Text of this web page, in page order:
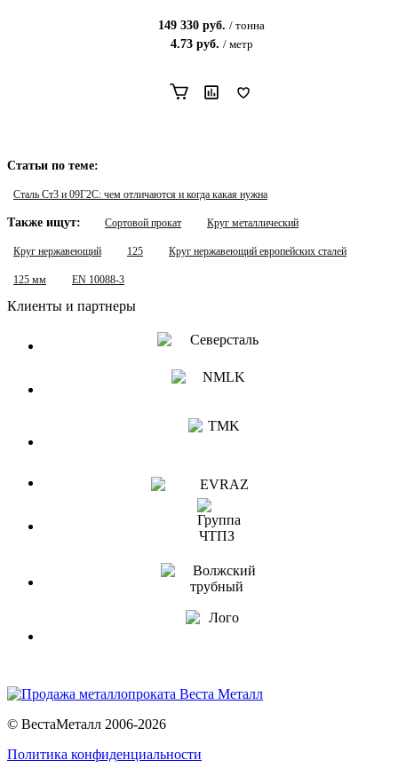
149 330 руб. / тонна
4.73руб. / метр
Статьи по теме:
Сталь Ст3 и 09Г2С: чем отличаются и когда какая нужна
Также ищут: Сортовой прокат Круг металлический
Круг нержавеющий 125 Круг нержавеющий европейских сталей
125 мм EN 10088-3
Клиенты и партнеры
© ВестаМеталл 2006-2026
Политика конфиденциальности